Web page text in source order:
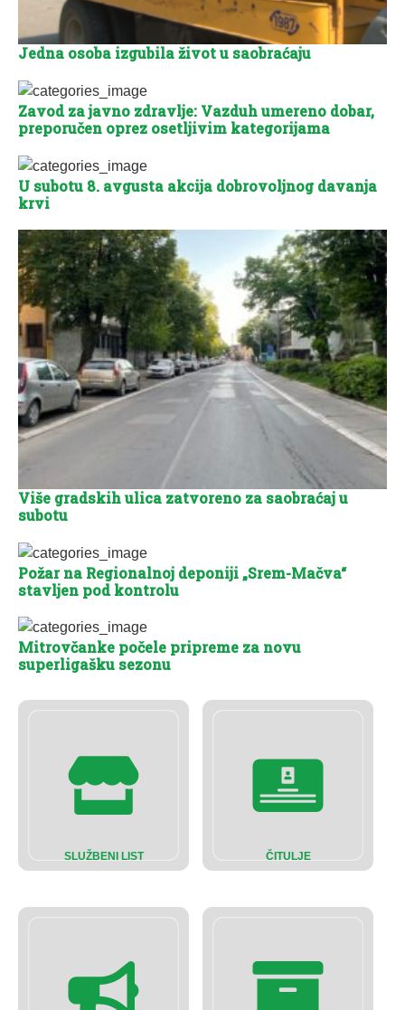
SLUŽBENI LIST ČITULJE
Jedna osoba izgubila život u saobraćaju
Zavod za javno zdravlje: Vazduh umereno dobar,
preporučen oprez osetljivim kategorijama
U subotu 8. avgusta akcija dobrovoljnog davanja
krvi
Više gradskih ulica zatvoreno za saobraćaj u
subotu
Požar na Regionalnoj deponiji „Srem-Mačva“
stavljen pod kontrolu
Mitrovčanke počele pripreme za novu
superligašku sezonu